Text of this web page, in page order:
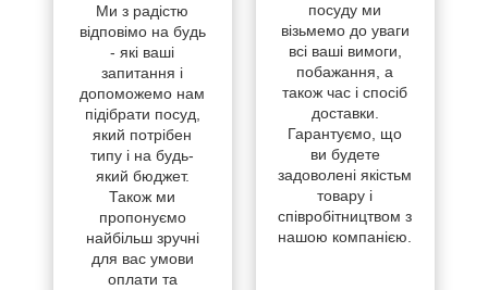
Ми з радістю
відповімо на будь
- які ваші
запитання і
допоможемо нам
підібрати посуд,
який потрібен
типу і на будь-
який бюджет.
Також ми
пропонуємо
найбільш зручні
для вас умови
оплати та
посуду ми
візьмемо до уваги
всі ваші вимоги,
побажання, а
також час і спосіб
доставки.
Гарантуємо, що
ви будете
задоволені якістьм
товару і
співробітництвом з
нашою компанією.